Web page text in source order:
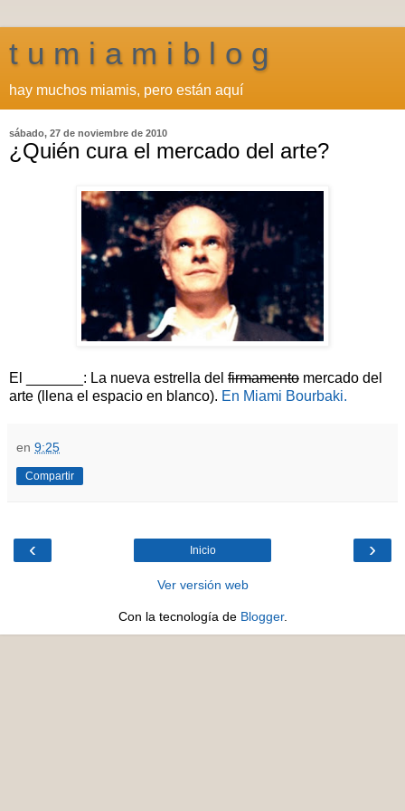
t u m i a m i b l o g
hay muchos miamis, pero están aquí
sábado, 27 de noviembre de 2010
¿Quién cura el mercado del arte?
El _______: La nueva estrella del firmamento mercado del
arte (llena el espacio en blanco). En Miami Bourbaki.
en 9:25
Compartir
‹ ›
Inicio
Ver versión web
Con la tecnología de Blogger.